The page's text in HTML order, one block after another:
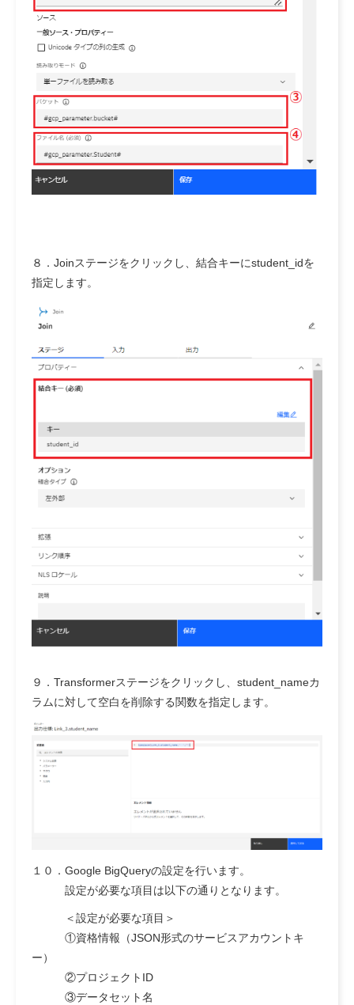
８．Joinステージをクリックし、結合キーにstudent_idを
指定します。
９．Transformerステージをクリックし、student_nameカ
ラムに対して空白を削除する関数を指定します。
１０．Google BigQueryの設定を行います。
設定が必要な項目は以下の通りとなります。
＜設定が必要な項目＞
①資格情報（JSON形式のサービスアカウントキ
ー）
②プロジェクトID
③データセット名